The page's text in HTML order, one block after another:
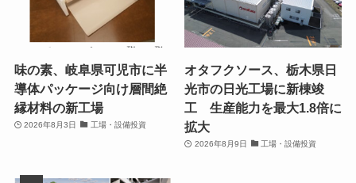
味の素、岐阜県可児市に半
導体パッケージ向け層間絶
縁材料の新工場
2026年8月3日 工場・設備投資
オタフクソース、栃木県日
光市の日光工場に新棟竣
工 生産能力を最大1.8倍に
拡大
2026年8月9日 工場・設備投資